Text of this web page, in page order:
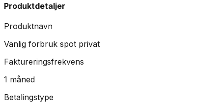
Produktdetaljer
Produktnavn
Vanlig forbruk spot privat
Faktureringsfrekvens
1 måned
Betalingstype